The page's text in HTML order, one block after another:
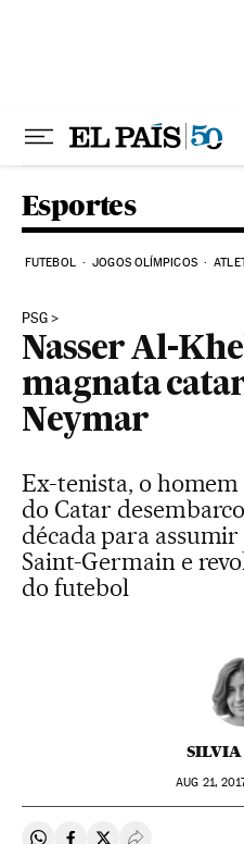
Esportes
FUTEBOL JOGOS OLÍMPICOS
PSG
Nasser Al-
magnata
Neymar
Ex-tenista, o
do Catar
década para
Saint-Germain e
do futebol
SILVIA
AUG 21,